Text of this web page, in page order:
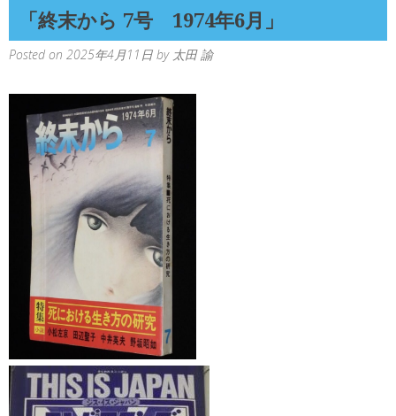
「終末から 7号 1974年6月」
Posted on 2025年4月11日 by 太田 諭